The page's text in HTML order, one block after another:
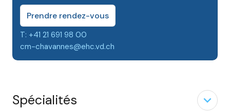
Prendre rendez-vous
T: +41 21 691 98 00
cm-chavannes@ehc.vd.ch
Spécialités expand_less